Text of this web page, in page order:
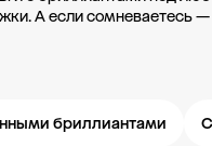
А если сомневаетесь
бриллиантами